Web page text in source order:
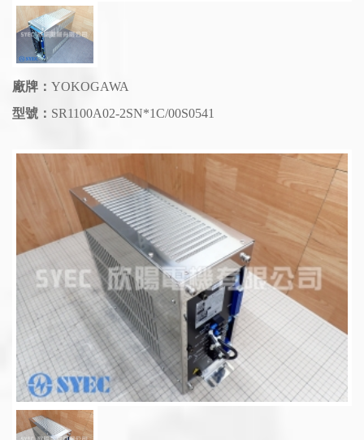
廠牌： YOKOGAWA
型號： SR1100A02-2SN*1C/00S0541